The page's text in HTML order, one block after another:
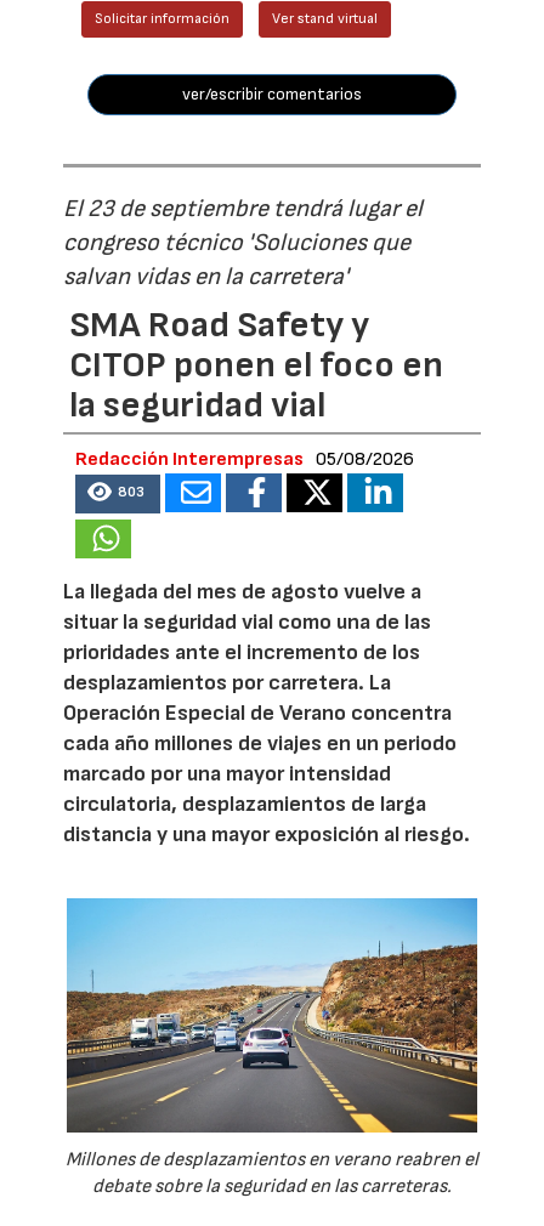
Solicitar información Ver stand virtual
ver/escribir comentarios
El 23 de septiembre tendrá lugar el
congreso técnico 'Soluciones que
salvan vidas en la carretera'
SMA Road Safety y
CITOP ponen el foco en
la seguridad vial
Redacción Interempresas 05/08/2026
803
La llegada del mes de agosto vuelve a
situar la seguridad vial como una de las
prioridades ante el incremento de los
desplazamientos por carretera. La
Operación Especial de Verano concentra
cada año millones de viajes en un periodo
marcado por una mayor intensidad
circulatoria, desplazamientos de larga
distancia y una mayor exposición al riesgo.
Millones de desplazamientos en verano reabren el
debate sobre la seguridad en las carreteras.